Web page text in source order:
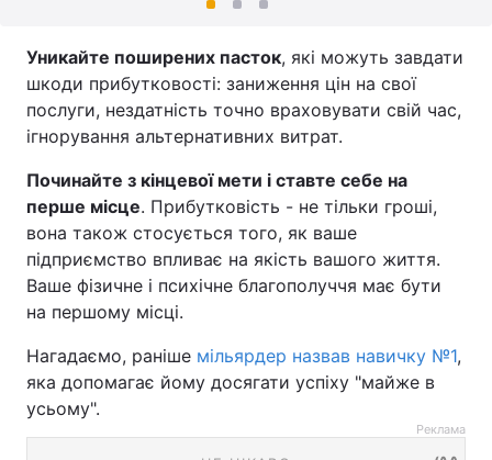
Уникайте поширених пасток, які можуть завдати
шкоди прибутковості: заниження цін на свої
послуги, нездатність точно враховувати свій час,
ігнорування альтернативних витрат.
Починайте з кінцевої мети і ставте себе на
перше місце. Прибутковість - не тільки гроші,
вона також стосується того, як ваше
підприємство впливає на якість вашого життя.
Ваше фізичне і психічне благополуччя має бути
на першому місці.
Нагадаємо, раніше мільярдер назвав навичку №1,
яка допомагає йому досягати успіху "майже в
усьому".
Реклама